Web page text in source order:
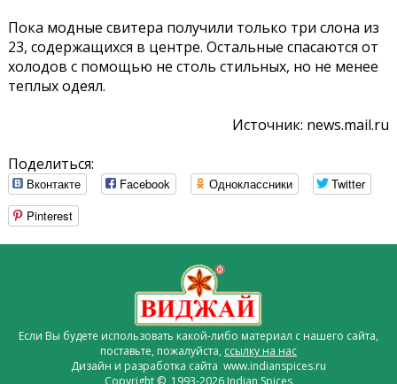
Пока модные свитера получили только три слона из
23, содержащихся в центре. Остальные спасаются от
холодов с помощью не столь стильных, но не менее
теплых одеял.
Источник: news.mail.ru
Поделиться:
Вконтакте Facebook Одноклассники
Twitter
Pinterest
Если Вы будете использовать какой-либо материал с нашего сайта,
поставьте, пожалуйста, ссылку на нас
Дизайн и разработка сайта www.indianspices.ru